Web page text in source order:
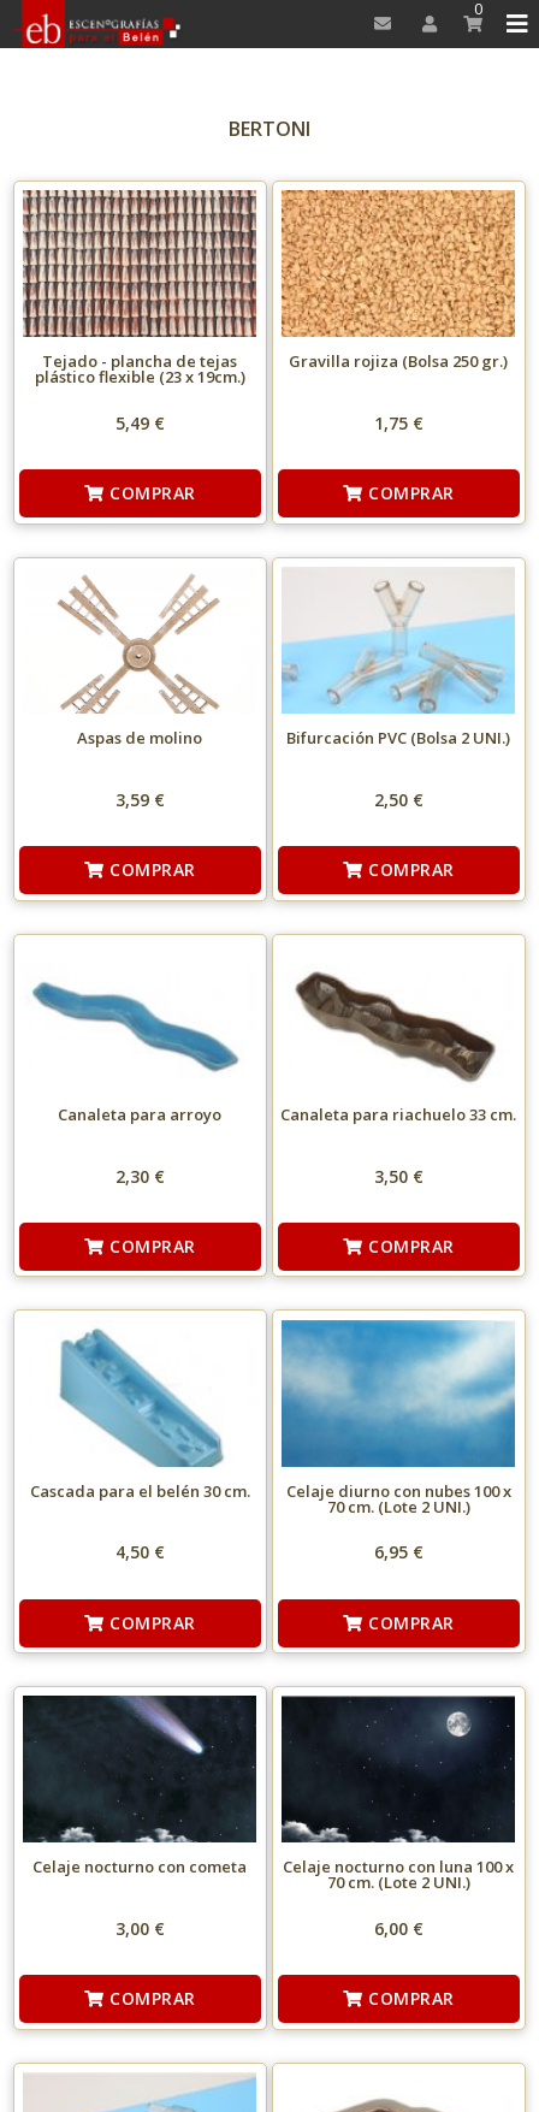
0
BERTONI
Tejado - plancha de tejas
plástico flexible (23 x 19cm.)
5,49 €
COMPRAR
Gravilla rojiza (Bolsa 250 gr.)
1,75 €
COMPRAR
Aspas de molino
3,59 €
COMPRAR
Bifurcación PVC (Bolsa 2 UNI.)
2,50 €
COMPRAR
Canaleta para arroyo
2,30 €
COMPRAR
Canaleta para riachuelo 33 cm.
3,50 €
COMPRAR
Cascada para el belén 30 cm.
4,50 €
COMPRAR
Celaje diurno con nubes 100 x
70 cm. (Lote 2 UNI.)
6,95 €
COMPRAR
Celaje nocturno con cometa
3,00 €
COMPRAR
Celaje nocturno con luna 100 x
70 cm. (Lote 2 UNI.)
6,00 €
COMPRAR